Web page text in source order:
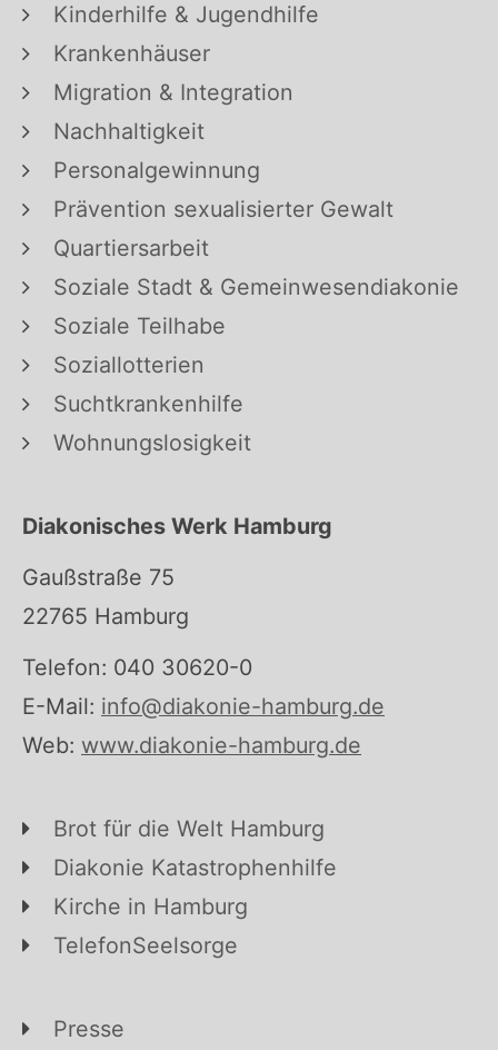
Kinderhilfe & Jugendhilfe
Krankenhäuser
Migration & Integration
Nachhaltigkeit
Personalgewinnung
Prävention sexualisierter Gewalt
Quartiersarbeit
Soziale Stadt & Gemeinwesendiakonie
Soziale Teilhabe
Soziallotterien
Suchtkrankenhilfe
Wohnungslosigkeit
Diakonisches Werk Hamburg
Gaußstraße 75
22765 Hamburg
Telefon: 040 30620-0
E-Mail: info@diakonie-hamburg.de
Web: www.diakonie-hamburg.de
Brot für die Welt Hamburg
Diakonie Katastrophenhilfe
Kirche in Hamburg
TelefonSeelsorge
Presse